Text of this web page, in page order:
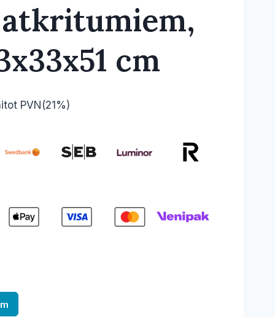
cm
PVN(21%)